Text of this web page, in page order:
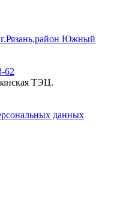
г.Рязань,район Южный
62
ТЭЦ.
данных